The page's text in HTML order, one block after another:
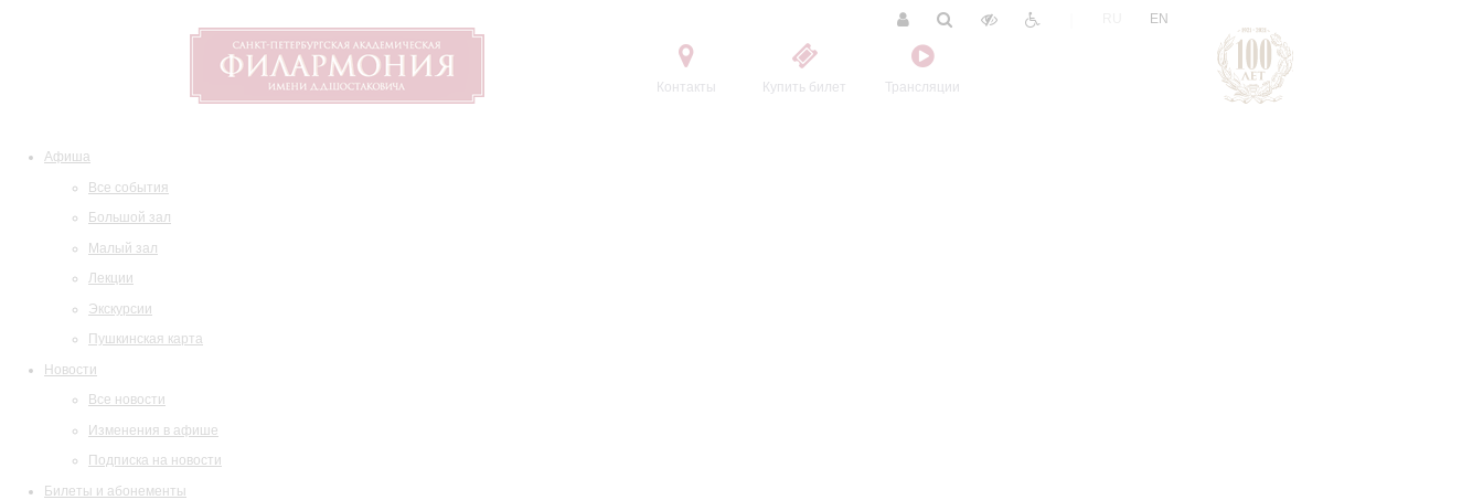
Контакты Купить билет Трансляции
EN
Афиша
Все события
Большой зал
Малый зал
Лекции
Экскурсии
Пушкинская карта
Новости
Все новости
Изменения в афише
Подписка на новости
Билеты и абонементы